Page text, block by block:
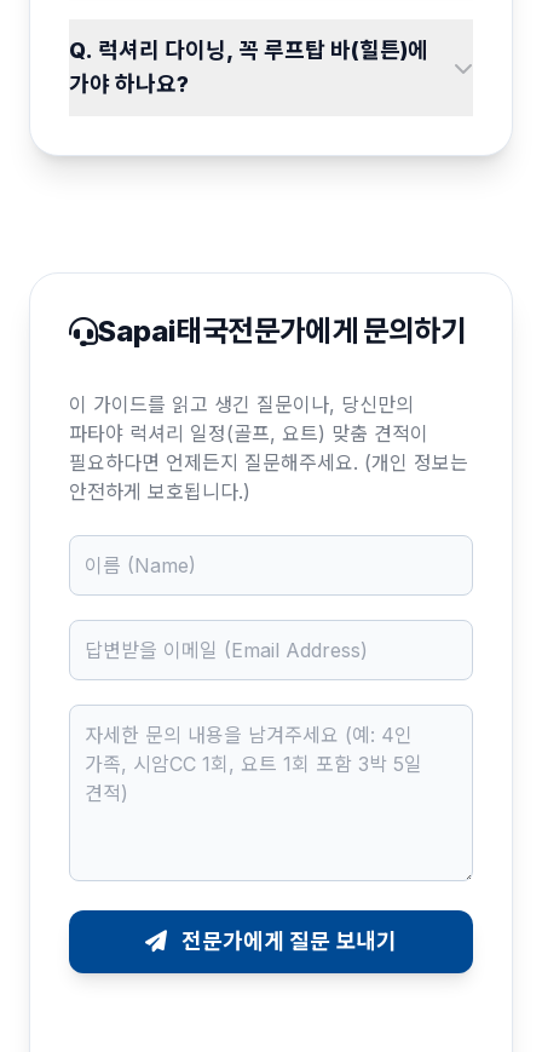
Q. 럭셔리 다이닝, 꼭 루프탑 바(힐튼)에
가야 하나요?
Sapai태국전문가에게 문의하기
이 가이드를 읽고 생긴 질문이나, 당신만의
파타야 럭셔리 일정(골프, 요트) 맞춤 견적이
필요하다면 언제든지 질문해주세요. (개인 정보는
안전하게 보호됩니다.)
Name
Email
Message
전문가에게 질문 보내기